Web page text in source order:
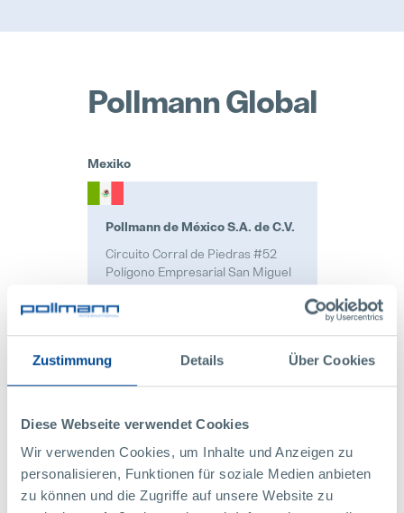
Zustimmung Details Über Cookies
Diese Webseite verwendet Cookies
Wir verwenden Cookies, um Inhalte und Anzeigen zu
personalisieren, Funktionen für soziale Medien anbieten
zu können und die Zugriffe auf unsere Website zu
Pollmann Global
Mexiko
Pollmann de México S.A. de C.V.
Circuito Corral de Piedras #52
Polígono Empresarial San Miguel
37888 San Miguel de Allende,
Guanajuato
Zertifizierungen:
IATF 16949:2016
ISO 14001:2015